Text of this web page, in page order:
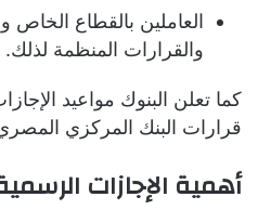
العاملين بالقطاع الخاص
والقرارات المنظمة لذلك.
كما تعلن البنوك مواعيد
قرارات البنك المركزي
أهمية الإجازات